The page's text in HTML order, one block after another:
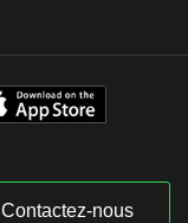
Contactez-nous